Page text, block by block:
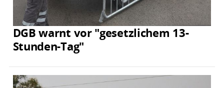
DGB warnt vor "gesetzlichem 13-
Stunden-Tag"